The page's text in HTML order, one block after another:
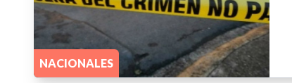
NACIONALES